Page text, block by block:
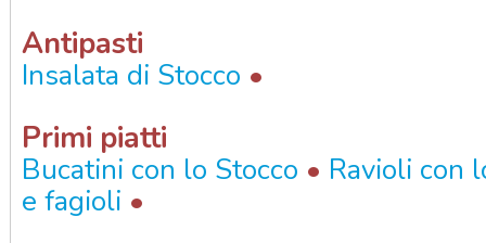
Antipasti
Insalata di Stocco •
Primi piatti
Bucatini con lo Stocco • Ravioli con
e fagioli •